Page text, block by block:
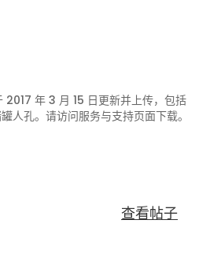
2017 年 3 月 15 日更新并上传，包括
人孔。请访问服务与支持页面下载。
查看帖子